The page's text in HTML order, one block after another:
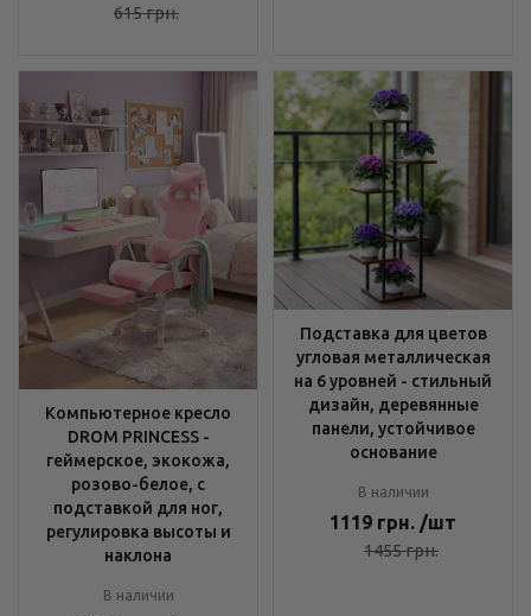
615грн.
Компьютерное кресло
DROM PRINCESS -
геймерское, экокожа,
розово-белое, с
подставкой для ног,
регулировка высоты и
наклона
В наличии
Подставка для цветов
угловая металлическая
на 6 уровней - стильный
дизайн, деревянные
панели, устойчивое
основание
В наличии
1119 грн. /шт
1455грн.